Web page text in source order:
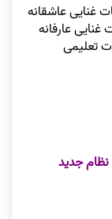
غنایی عاشقانه
عارفانه
تعلیمی